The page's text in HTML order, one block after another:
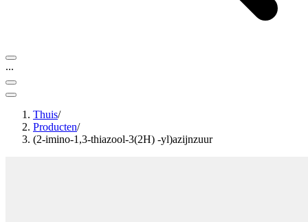
...
Thuis/
Producten/
(2-imino-1,3-thiazool-3(2H) -yl)azijnzuur